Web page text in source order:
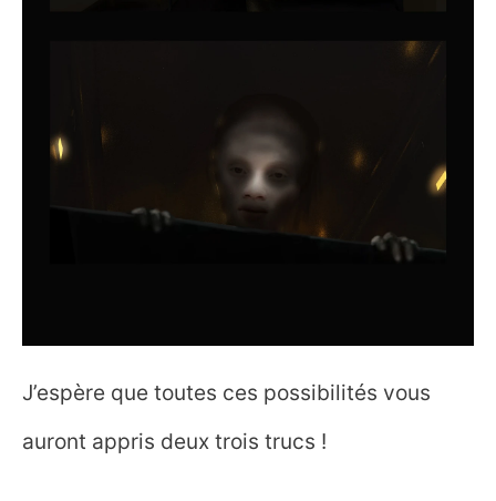
J’espère que toutes ces possibilités vous
auront appris deux trois trucs !